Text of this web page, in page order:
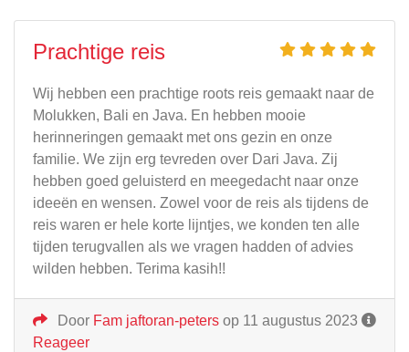
Prachtige reis
Wij hebben een prachtige roots reis gemaakt naar de
Molukken, Bali en Java. En hebben mooie
herinneringen gemaakt met ons gezin en onze
familie. We zijn erg tevreden over Dari Java. Zij
hebben goed geluisterd en meegedacht naar onze
ideeën en wensen. Zowel voor de reis als tijdens de
reis waren er hele korte lijntjes, we konden ten alle
tijden terugvallen als we vragen hadden of advies
wilden hebben. Terima kasih!!
Door Fam jaftoran-peters op 11 augustus 2023
Reageer